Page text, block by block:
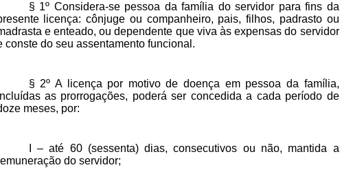
§ 1º Considera-se pessoa da família do servidor para fins da
licença: cônjuge ou companheiro, pais, filhos, padrasto ou
e enteado, ou dependente que viva às expensas do servidor
conste do seu assentamento funcional.
§ 2º A licença por motivo de doença em pessoa da família,
as prorrogações, poderá ser concedida a cada período de
meses, por:
I – até 60 (sessenta) dias, consecutivos ou não, mantida a
do servidor;